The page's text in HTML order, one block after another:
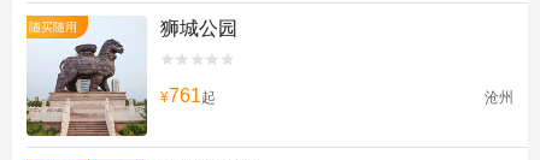
随买随用 狮城公园


¥761起 沧州